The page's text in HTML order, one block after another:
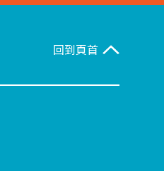
回到頁首